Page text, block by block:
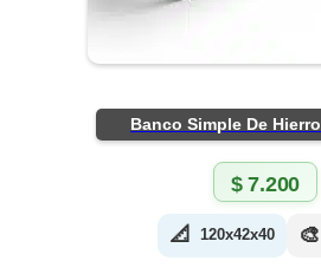
Banco Simple De
$7.200
📐 120x42x40 🎨